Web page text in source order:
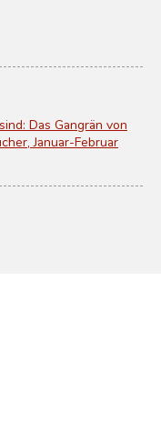
Das Gangrän von
Januar-Februar